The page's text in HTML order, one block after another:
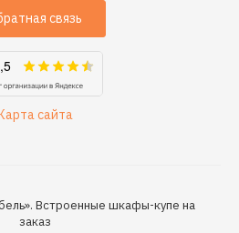
связь
сайта
Встроенные шкафы-купе на
заказ